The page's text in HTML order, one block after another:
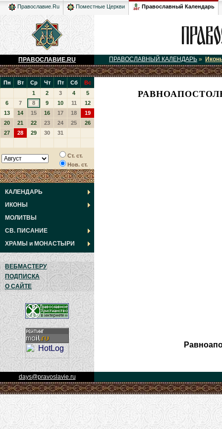
Православие.Ru Поместные Церкви Православный Календарь
ПРАВОСЛАВИЕ.RU ПРАВОСЛАВНЫЙ КАЛЕНДАРЬ »
Пн Вт Ср Чт Пт Сб
Вс
1
2 3 4
5
6
7 8 9 10 11
12
13
14 15 16 17 18
19
20
21 22 23 24 25
26
27
28 29 30 31
Ст. ст.
Нов. ст.
КАЛЕНДАРЬ
ИКОНЫ
МОЛИТВЫ
СВ. ПИСАНИЕ
ХРАМЫ и МОНАСТЫРИ
ВЕБМАСТЕРУ
ПОДПИСКА
О САЙТЕ
days@pravoslavie.ru